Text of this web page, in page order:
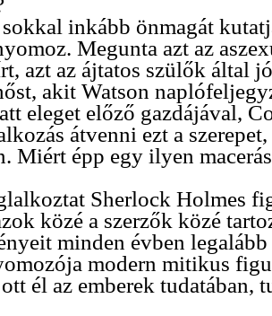
inkább önmagát
Megunta azt az
azt az ájtatos szülők által
akit Watson
eleget előző gazdájával,
átvenni ezt a
Miért épp egy ilyen
Sherlock Holmes
közé a szerzők közé
minden évben
modern mitikus
él az emberek tudatában,